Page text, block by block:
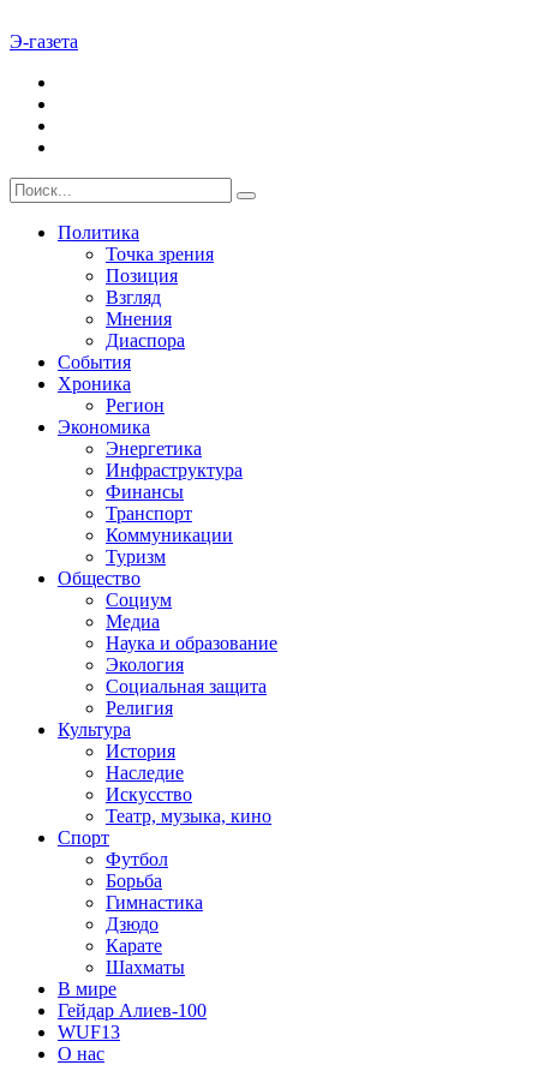
Э-газета
Политика
Точка зрения
Позиция
Взгляд
Мнения
Диаспора
События
Хроника
Регион
Экономика
Энергетика
Инфраструктура
Финансы
Транспорт
Коммуникации
Туризм
Общество
Социум
Медиа
Наука и образование
Экология
Социальная защита
Религия
Культура
История
Наследие
Искусство
Театр, музыка, кино
Спорт
Футбол
Борьба
Гимнастика
Дзюдо
Карате
Шахматы
В мире
Гейдар Алиев-100
WUF13
О нас